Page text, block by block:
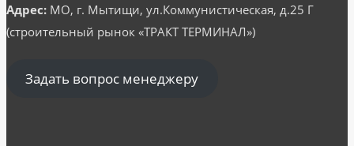
Адрес: МО, г. Мытищи, ул.Коммунистическая, д.25 Г
(строительный рынок «ТРАКТ ТЕРМИНАЛ»)
Задать вопрос менеджеру